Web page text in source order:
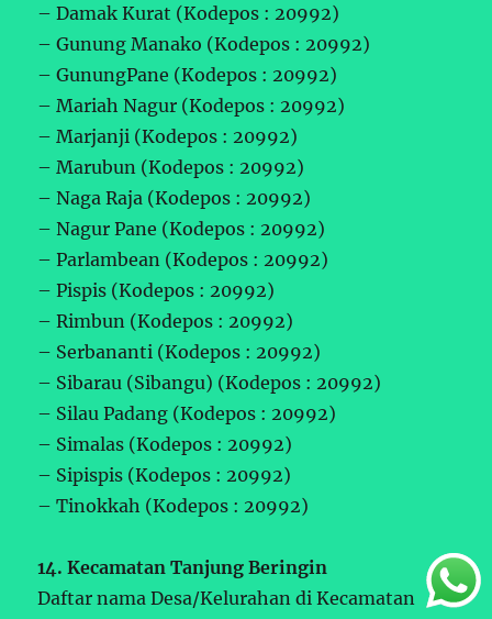
– Damak Kurat (Kodepos : 20992)
– Gunung Manako (Kodepos : 20992)
– GunungPane (Kodepos : 20992)
– Mariah Nagur (Kodepos : 20992)
– Marjanji (Kodepos : 20992)
– Marubun (Kodepos : 20992)
– Naga Raja (Kodepos : 20992)
– Nagur Pane (Kodepos : 20992)
– Parlambean (Kodepos : 20992)
– Pispis (Kodepos : 20992)
– Rimbun (Kodepos : 20992)
– Serbananti (Kodepos : 20992)
– Sibarau (Sibangu) (Kodepos : 20992)
– Silau Padang (Kodepos : 20992)
– Simalas (Kodepos : 20992)
– Sipispis (Kodepos : 20992)
– Tinokkah (Kodepos : 20992)
14. Kecamatan Tanjung Beringin
Daftar nama Desa/Kelurahan di Kecamatan